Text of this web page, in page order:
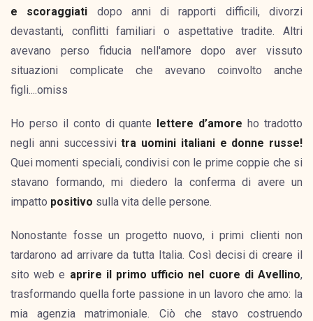
e scoraggiati dopo anni di rapporti difficili, divorzi
devastanti, conflitti familiari o aspettative tradite. Altri
avevano perso fiducia nell'amore dopo aver vissuto
situazioni complicate che avevano coinvolto anche
figli....omiss
Ho perso il conto di quante lettere d’amore ho tradotto
negli anni successivitra uomini italiani e donne russe!
Quei momenti speciali, condivisi con le prime coppie che si
stavano formando, mi diedero la conferma di avere un
impatto positivo sulla vita delle persone.
Nonostante fosse un progetto nuovo, i primi clienti non
tardarono ad arrivare da tutta Italia. Così decisi di creare il
sito web e aprire il primo ufficio nel cuore di Avellino,
trasformando quella forte passione in un lavoro che amo: la
mia agenzia matrimoniale. Ciò che stavo costruendo